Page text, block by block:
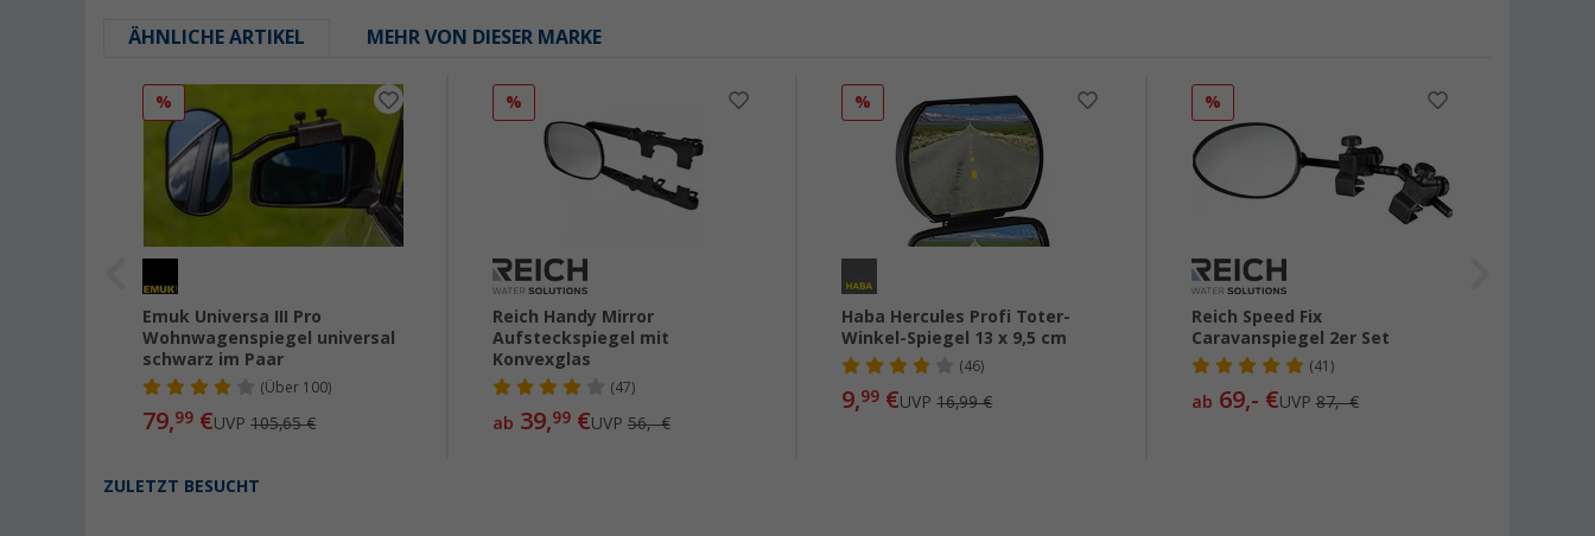
ÄHNLICHE ARTIKEL MEHR VON DIESER MARKE
%
Emuk Universa III Pro
Wohnwagenspiegel universal
schwarz im Paar
(Über 100)
79,99 €UVP105,65 €
%
Reich Handy Mirror
Aufsteckspiegel mit
Konvexglas
(47)
ab 39,99€UVP 56,- €
%
Haba Hercules Profi Toter-
Winkel-Spiegel 13 x 9,5 cm
(46)
9,99 €UVP16,99 €
%
Reich Speed Fix
Caravanspiegel 2er Set
(41)
ab 69,- €UVP 87,- €
ZULETZT BESUCHT